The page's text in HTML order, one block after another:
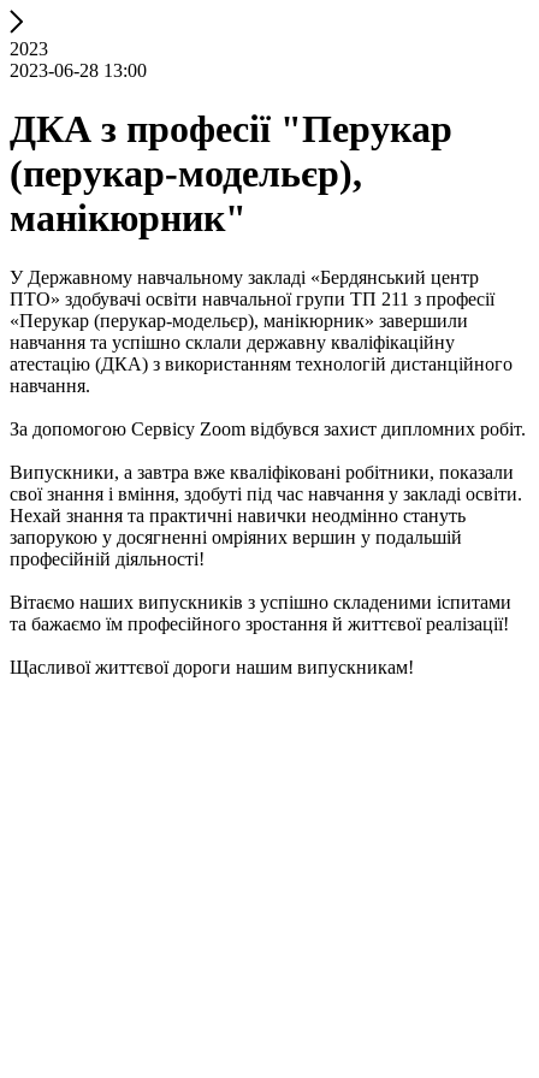
2023
2023-06-28 13:00
ДКА з професії "Перукар
(перукар-модельєр),
манікюрник"
У Державному навчальному закладі «Бердянський центр
ПТО» здобувачі освіти навчальної групи ТП 211 з професії
«Перукар (перукар-модельєр), манікюрник» завершили
навчання та успішно склали державну кваліфікаційну
атестацію (ДКА) з використанням технологій дистанційного
навчання.
За допомогою Сервісу Zoom відбувся захист дипломних робіт.
Випускники, а завтра вже кваліфіковані робітники, показали
свої знання і вміння, здобуті під час навчання у закладі освіти.
Нехай знання та практичні навички неодмінно стануть
запорукою у досягненні омріяних вершин у подальшій
професійній діяльності!
Вітаємо наших випускників з успішно складеними іспитами
та бажаємо їм професійного зростання й життєвої реалізації!
Щасливої життєвої дороги нашим випускникам!